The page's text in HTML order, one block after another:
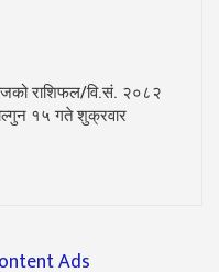
राशिफल/वि.सं. २०८२
१५ गते शुक्रवार